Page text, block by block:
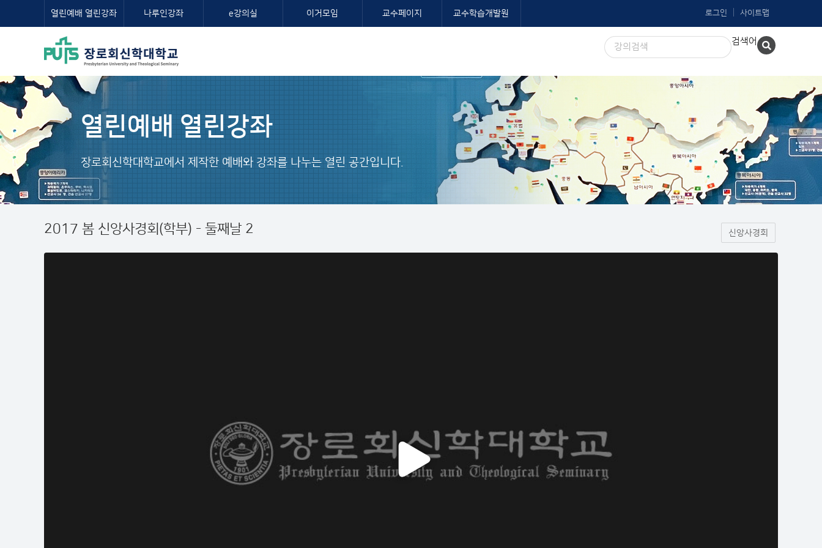
열린예배 열린강좌 나루인강좌 e강의실 이거모임 교수페이지 교수학습개발원 로그인 사이트맵
검색어
열린예배 열린강좌
장로회신학대학교에서 제작한 예배와 강좌를 나누는 열린 공간입니다.
2017 봄 신앙사경회(학부) - 둘째날 2 신앙사경회